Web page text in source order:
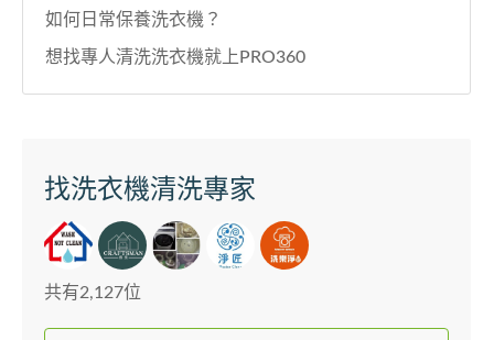
如何日常保養洗衣機？
想找專人清洗洗衣機就上PRO360
找洗衣機清洗專家
共有2,127位